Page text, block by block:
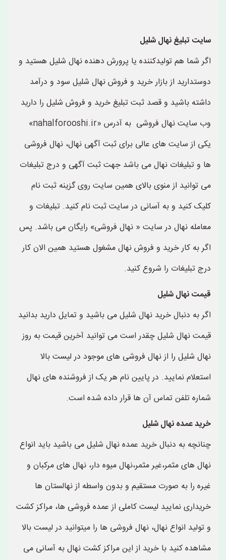
سایت تبلیغ نهال شلیل
اگر شما هم تولیدکننده یا پرورش دهنده نهال شلیل هستید و
دوستدارید از بازار خرید و فروش نهال شلیل سود و درآمد
داشته باشید و قصد ثبت تبلیغ خرید و فروش شلیل را دارید
وب سایت نهال فروشی به آدرس «nahalforooshi.ir»
یکی از سایت های عالی برای ثبت آگهی نهال، نهال فروشی
ها و تبلیغات نهال می باشد جهت ثبت آگهی و درج تبلیغات
می توانید از منوی بالای همین سایت روی گزینه ثبت نام
کلیک کنید و به آسانی در سایت ثبت نام کنید. تبلیغات و
معامله نهال در سایت « نهال فروشی» رایگان می باشد. پس
اگر به کار خرید و فروش نهال مشغول هستید همین الان کار
درج تبلیغات را شروع کنید.
قیمت نهال شلیل
اگر به دنبال خرید نهال شلیل می باشید و تمایل دارید بدانید
قیمت نهال شلیل چقدر است می توانید آخرین قیمت به روز
نهال شلیل را از نهال فروشی های موجود در لیست بالا
استعلام نمایید. در پایین نام هر یک از فروشنده های نهال
شماره تلفن تماس آن ها قرار داده شده است.
خرید عمده نهال شلیل
چنانچه به دنبال خرید عمده نهال شلیل می باشید باید انواع
نهال های مثمر،غیر مثمر،نهال میوه دار، نهال های مرکبان و
غیره را به صورت مستقیم و بدون واسطه از نهالستان ها
خریداری نمایید لیست کاملی از عمده فروشی ها، مراکز کشت
و تولید انواع نهال، نهال فروشی ها را میتوانید در لیست بالا
مشاهده کنید با خرید از این مراکز کشت نهال به آسانی می